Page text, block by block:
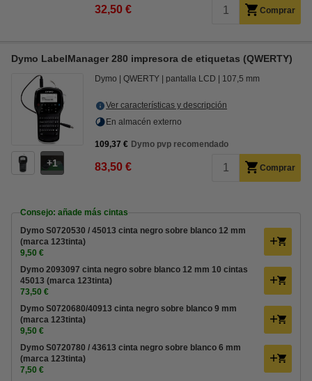
32,50 € Comprar
Dymo LabelManager 280 impresora de etiquetas (QWERTY)
1
Dymo QWERTY pantalla LCD 107,5 mm
Ver características y descripción
En almacén externo
109,37 € Dymo pvp recomendado
83,50 € Comprar
Consejo: añade más cintas
Dymo S0720530 / 45013 cinta negro sobre blanco 12 mm
(marca 123tinta)
9,50 €
Dymo 2093097 cinta negro sobre blanco 12 mm 10 cintas
45013 (marca 123tinta)
73,50 €
Dymo S0720680/40913 cinta negro sobre blanco 9 mm
(marca 123tinta)
9,50 €
Dymo S0720780 / 43613 cinta negro sobre blanco 6 mm
(marca 123tinta)
7,50 €